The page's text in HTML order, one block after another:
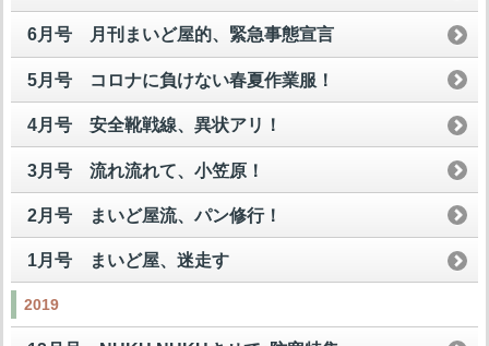
6月号 月刊まいど屋的、緊急事態宣言
5月号 コロナに負けない春夏作業服！
4月号 安全靴戦線、異状アリ！
3月号 流れ流れて、小笠原！
2月号 まいど屋流、パン修行！
1月号 まいど屋、迷走す
2019